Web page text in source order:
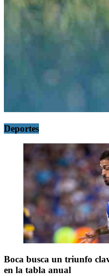
Deportes
Boca busca un triunfo
en la tabla anual